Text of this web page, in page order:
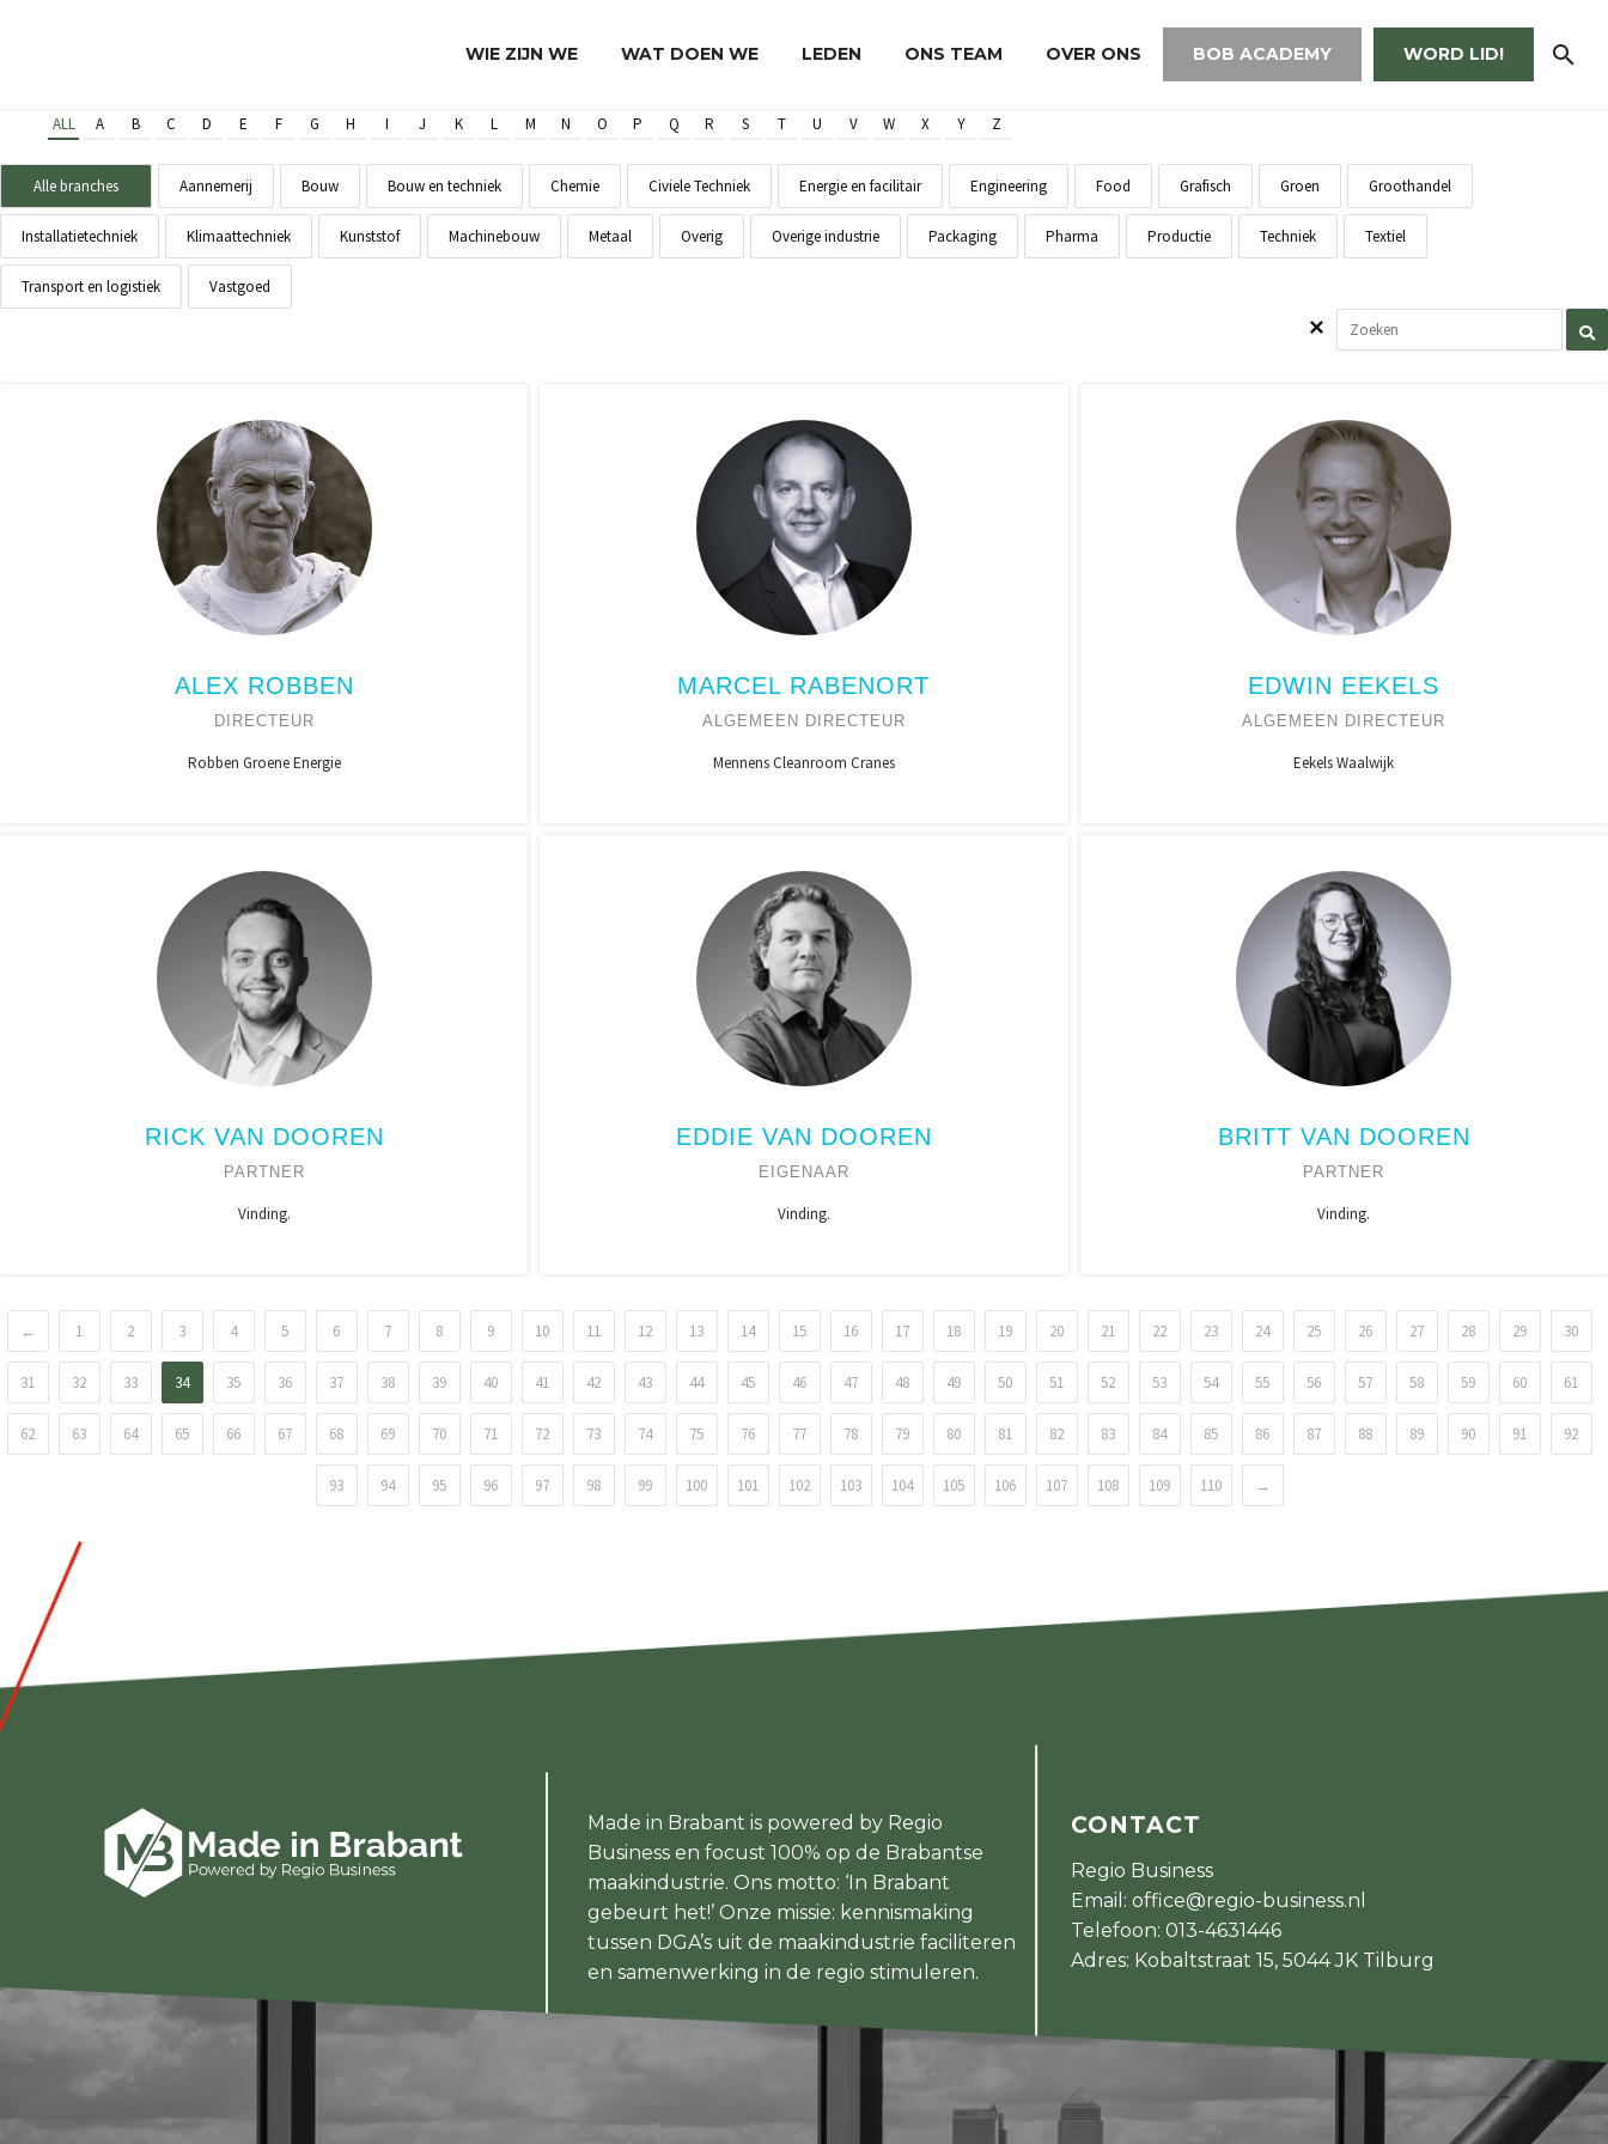
WIE ZIJN WE WAT DOEN WE LEDEN ONS TEAM OVER ONS BOB ACADEMY WORD LID!
ALL A B C D E F G H I J K L M N O P Q R S T U V W X Y Z
Alle branches Aannemerij Bouw Bouw en techniek Chemie Civiele Techniek Energie en facilitair Engineering Food Grafisch Groen Groothandel
Installatietechniek Klimaattechniek Kunststof Machinebouw Metaal Overig Overige industrie Packaging Pharma Productie Techniek Textiel
Transport en logistiek Vastgoed
ALEX ROBBEN
DIRECTEUR
Robben Groene Energie
MARCEL RABENORT
ALGEMEEN DIRECTEUR
Mennens Cleanroom Cranes
EDWIN EEKELS
ALGEMEEN DIRECTEUR
Eekels Waalwijk
RICK VAN DOOREN
PARTNER
Vinding.
EDDIE VAN DOOREN
EIGENAAR
Vinding.
BRITT VAN DOOREN
PARTNER
Vinding.
← 1 2 3 4 5 6 7 8 9 10 11 12 13 14 15 16 17 18 19 20 21 22 23 24 25 26 27 28 29 30
31 32 33 34 35 36 37 38 39 40 41 42 43 44 45 46 47 48 49 50 51 52 53 54 55 56 57 58 59 60 61
62 63 64 65 66 67 68 69 70 71 72 73 74 75 76 77 78 79 80 81 82 83 84 85 86 87 88 89 90 91 92
93 94 95 96 97 98 99 100 101 102 103 104 105 106 107 108 109 110 →
Made in Brabant is powered by Regio
Business en focust 100% op de Brabantse
maakindustrie. Ons motto: ‘In Brabant
gebeurt het!’ Onze missie: kennismaking
tussen DGA’s uit de maakindustrie faciliteren
en samenwerking in de regio stimuleren.
CONTACT
Regio Business
Email: office@regio-business.nl
Telefoon: 013-4631446
Adres: Kobaltstraat 15, 5044 JK Tilburg